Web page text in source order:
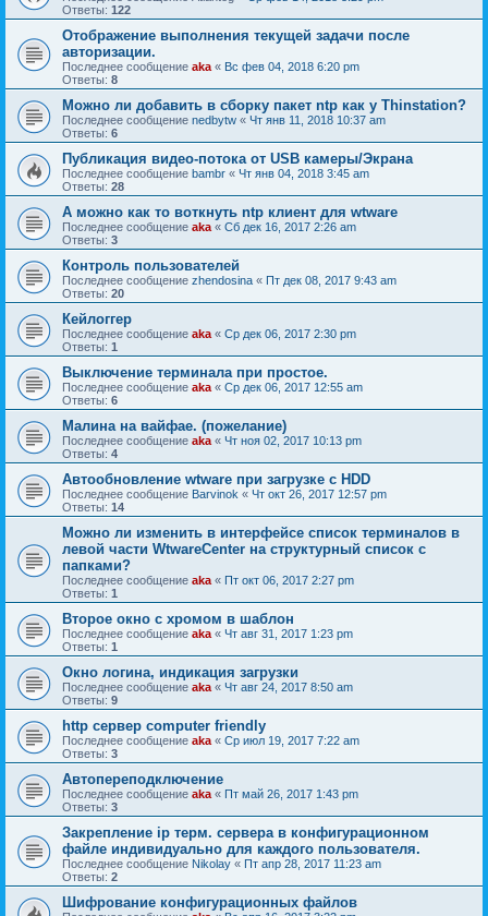
Ответы: 122
Отображение выполнения текущей задачи после
авторизации.
Последнее сообщение aka « Вс фев 04, 2018 6:20 pm
Ответы: 8
Можно ли добавить в сборку пакет ntp как у Thinstation?
Последнее сообщение nedbytw « Чт янв 11, 2018 10:37 am
Ответы: 6
Публикация видео-потока от USB камеры/Экрана
Последнее сообщение bambr « Чт янв 04, 2018 3:45 am
Ответы: 28
А можно как то воткнуть ntp клиент для wtware
Последнее сообщение aka « Сб дек 16, 2017 2:26 am
Ответы: 3
Контроль пользователей
Последнее сообщение zhendosina « Пт дек 08, 2017 9:43 am
Ответы: 20
Кейлоггер
Последнее сообщение aka « Ср дек 06, 2017 2:30 pm
Ответы: 1
Выключение терминала при простое.
Последнее сообщение aka « Ср дек 06, 2017 12:55 am
Ответы: 6
Малина на вайфае. (пожелание)
Последнее сообщение aka « Чт ноя 02, 2017 10:13 pm
Ответы: 4
Автообновление wtware при загрузке с HDD
Последнее сообщение Barvinok « Чт окт 26, 2017 12:57 pm
Ответы: 14
Можно ли изменить в интерфейсе список терминалов в
левой части WtwareCenter на структурный список с
папками?
Последнее сообщение aka « Пт окт 06, 2017 2:27 pm
Ответы: 1
Второе окно с хромом в шаблон
Последнее сообщение aka « Чт авг 31, 2017 1:23 pm
Ответы: 1
Окно логина, индикация загрузки
Последнее сообщение aka « Чт авг 24, 2017 8:50 am
Ответы: 9
http сервер computer friendly
Последнее сообщение aka « Ср июл 19, 2017 7:22 am
Ответы: 3
Автопереподключение
Последнее сообщение aka « Пт май 26, 2017 1:43 pm
Ответы: 3
Закрепление ip терм. сервера в конфигурационном
файле индивидуально для каждого пользователя.
Последнее сообщение Nikolay « Пт апр 28, 2017 11:23 am
Ответы: 2
Шифрование конфигурационных файлов